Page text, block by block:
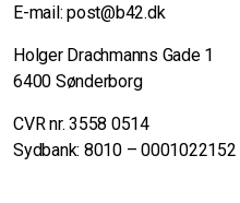
E-mail: post@b42.dk
Holger Drachmanns Gade 1
6400 Sønderborg
CVR nr. 3558 0514
Sydbank: 8010 – 0001022152